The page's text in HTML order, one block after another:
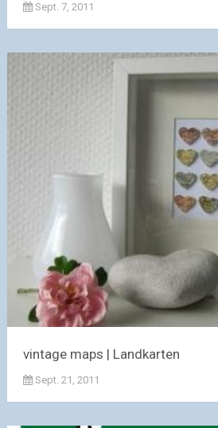
Sept. 7, 2011
vintage maps | Landkarten
Sept. 21, 2011